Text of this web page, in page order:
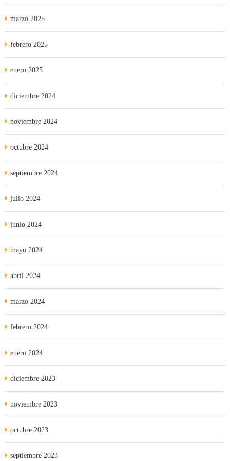
marzo 2025
febrero 2025
enero 2025
diciembre 2024
noviembre 2024
octubre 2024
septiembre 2024
julio 2024
junio 2024
mayo 2024
abril 2024
marzo 2024
febrero 2024
enero 2024
diciembre 2023
noviembre 2023
octubre 2023
septiembre 2023